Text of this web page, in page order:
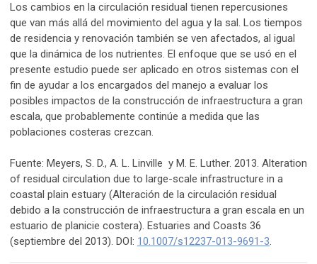
Los cambios en la circulación residual tienen repercusiones
que van más allá del movimiento del agua y la sal. Los tiempos
de residencia y renovación también se ven afectados, al igual
que la dinámica de los nutrientes. El enfoque que se usó en el
presente estudio puede ser aplicado en otros sistemas con el
fin de ayudar a los encargados del manejo a evaluar los
posibles impactos de la construcción de infraestructura a gran
escala, que probablemente continúe a medida que las
poblaciones costeras crezcan.
Fuente: Meyers, S. D., A. L. Linville y M. E. Luther. 2013. Alteration
of residual circulation due to large-scale infrastructure in a
coastal plain estuary (Alteración de la circulación residual
debido a la construcción de infraestructura a gran escala en un
estuario de planicie costera). Estuaries and Coasts 36
(septiembre del 2013). DOI: 10.1007/s12237-013-9691-3.